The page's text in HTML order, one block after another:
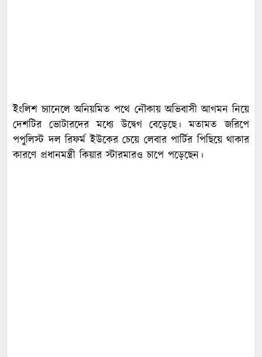
ইংলিশ চ্যানেলে অনিয়মিত পথে নৌকায় অভিবাসী আগমন নিয়ে
দেশটির ভোটারদের মধ্যে উদ্বেগ বেড়েছে। মতামত জরিপে
পপুলিস্ট দল রিফর্ম ইউকের চেয়ে লেবার পার্টির পিছিয়ে থাকার
কারণে প্রধানমন্ত্রী কিয়ার স্টারমারও চাপে পড়েছেন।